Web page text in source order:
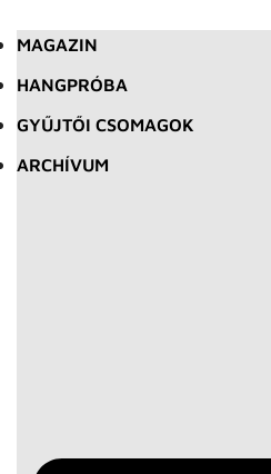
MAGAZIN
HANGPRÓBA
GYŰJTŐI CSOMAGOK
ARCHÍVUM